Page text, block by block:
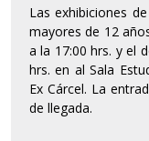
Las exhibiciones
mayores de 12
a la 17:00 hrs. y el
hrs. en al Sala
Ex Cárcel. La
de llegada.